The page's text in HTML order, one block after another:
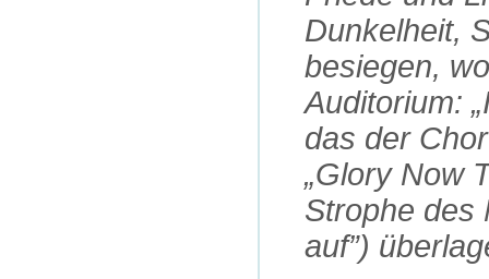
Dunkelheit,
besiegen,
Auditorium:
das der
„Glory Now
Strophe des
auf”)